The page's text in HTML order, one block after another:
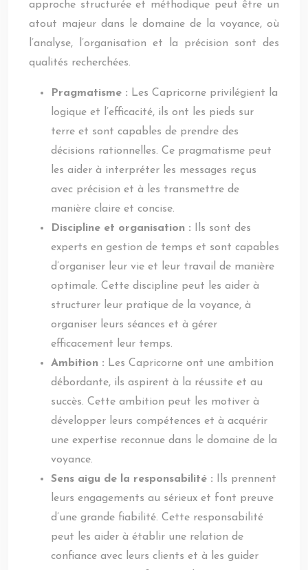
approche structurée et méthodique peut être un
atout majeur dans le domaine de la voyance, où
l’analyse, l’organisation et la précision sont des
qualités recherchées.
Pragmatisme : Les Capricorne privilégient la
logique et l’efficacité, ils ont les pieds sur
terre et sont capables de prendre des
décisions rationnelles. Ce pragmatisme peut
les aider à interpréter les messages reçus
avec précision et à les transmettre de
manière claire et concise.
Discipline et organisation :
Ils sont des
experts en gestion de temps et sont capables
d’organiser leur vie et leur travail de manière
optimale. Cette discipline peut les aider à
structurer leur pratique de la voyance, à
organiser leurs séances et à gérer
efficacement leur temps.
Ambition : Les Capricorne ont une ambition
débordante, ils aspirent à la réussite et au
succès. Cette ambition peut les motiver à
développer leurs compétences et à acquérir
une expertise reconnue dans le domaine de la
voyance.
Sens aigu de la responsabilité :
Ils prennent
leurs engagements au sérieux et font preuve
d’une grande fiabilité. Cette responsabilité
peut les aider à établir une relation de
confiance avec leurs clients et à les guider